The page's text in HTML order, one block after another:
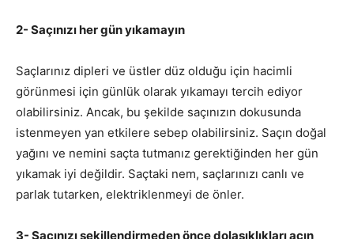
2- Saçınızı her gün yıkamayın
Saçlarınız dipleri ve üstler düz olduğu için hacimli
görünmesi için günlük olarak yıkamayı tercih ediyor
olabilirsiniz. Ancak, bu şekilde saçınızın dokusunda
istenmeyen yan etkilere sebep olabilirsiniz. Saçın doğal
yağını ve nemini saçta tutmanız gerektiğinden her gün
yıkamak iyi değildir. Saçtaki nem, saçlarınızı canlı ve
parlak tutarken, elektriklenmeyi de önler.
3- Saçınızı şekillendirmeden önce dolaşıklıkları açın